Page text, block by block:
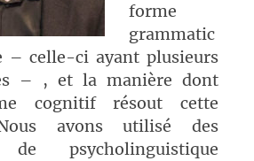
forme
grammatic
– celle-ci ayant plusieurs
– , et la manière dont
cognitif résout cette
avons utilisé des
de psycholinguistique